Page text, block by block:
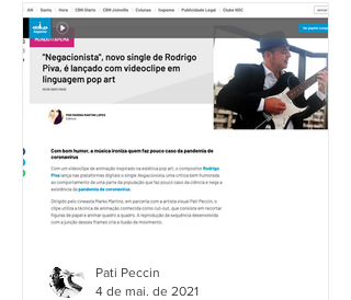
Pati Peccin
4 de mai. de 2021